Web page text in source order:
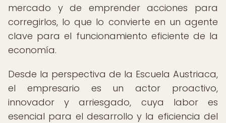
mercado y de emprender acciones para
corregirlos, lo que lo convierte en un agente
clave para el funcionamiento eficiente de la
economía.
Desde la perspectiva de la Escuela Austriaca,
el empresario es un actor proactivo,
innovador y arriesgado, cuya labor es
esencial para el desarrollo y la eficiencia del